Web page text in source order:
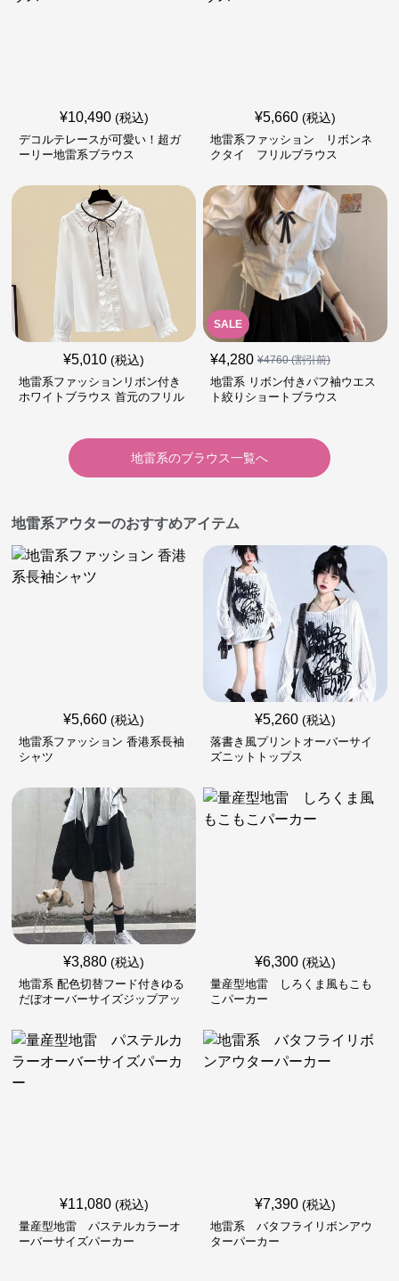
¥10,490 (税込)
デコルテレースが可愛い！超ガ
ーリー地雷系ブラウス
¥5,660 (税込)
地雷系ファッション リボンネ
クタイ フリルブラウス
¥5,010 (税込)
地雷系ファッションリボン付き
ホワイトブラウス 首元のフリル
SALE
¥4,280 ¥4760(割引前)
地雷系 リボン付きパフ袖ウエス
ト絞りショートブラウス
地雷系のブラウス一覧へ
地雷系アウターのおすすめアイテム
¥5,660 (税込)
地雷系ファッション 香港系長袖
シャツ
¥5,260 (税込)
落書き風プリントオーバーサイ
ズニットトップス
¥3,880 (税込)
地雷系 配色切替フード付きゆる
だぼオーバーサイズジップアッ
¥6,300 (税込)
量産型地雷 しろくま風もこも
こパーカー
¥11,080 (税込)
量産型地雷 パステルカラーオ
ーバーサイズパーカー
¥7,390 (税込)
地雷系 バタフライリボンアウ
ターパーカー